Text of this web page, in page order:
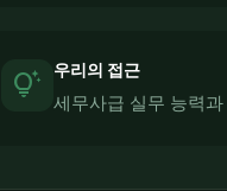
tips_and_updates 우리의 접근
세무사급 실무 능력